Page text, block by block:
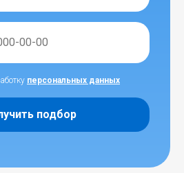
персональных данных
подбор